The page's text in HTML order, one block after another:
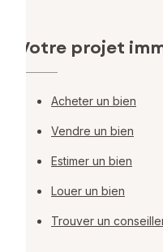
Votre projet
Acheter un bien
Vendre un bien
Estimer un bien
Louer un bien
Trouver un